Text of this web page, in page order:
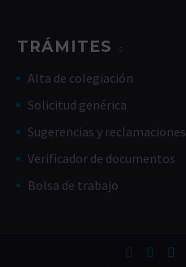
TRÁMITES
Alta de colegiación
Solicitud genérica
Sugerencias y reclamaciones
Verificador de documentos
Bolsa de trabajo